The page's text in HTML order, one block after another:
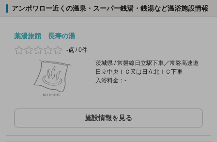
アンポワロー近くの温泉・スーパー銭湯・銭湯など温浴施設情報
薬湯旅館 長寿の湯
-点 /0件
茨城県 / 常磐線日立駅下車／常磐高速道
日立中央ＩＣ又は日立北ＩＣ下車
入浴料金：-
施設情報を見る